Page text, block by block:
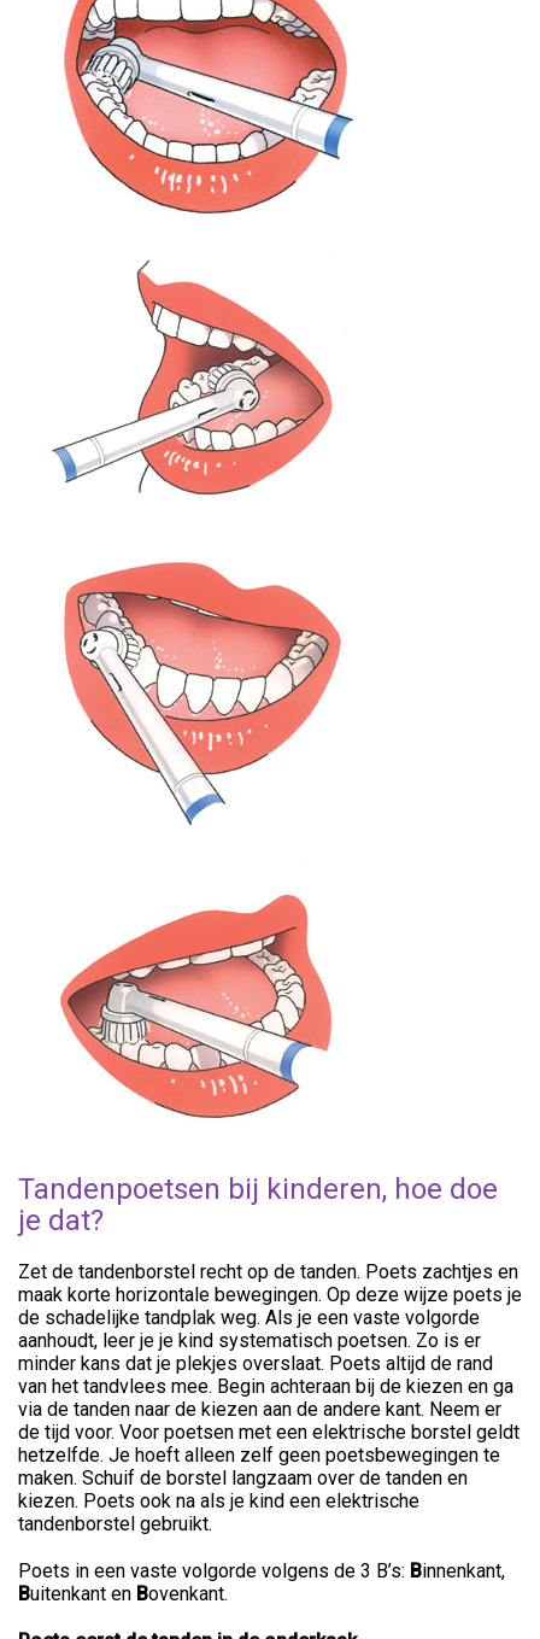
Tandenpoetsen bij kinderen, hoe doe
je dat?
Zet de tandenborstel recht op de tanden. Poets zachtjes en
maak korte horizontale bewegingen. Op deze wijze poets je
de schadelijke tandplak weg. Als je een vaste volgorde
aanhoudt, leer je je kind systematisch poetsen. Zo is er
minder kans dat je plekjes overslaat. Poets altijd de rand
van het tandvlees mee. Begin achteraan bij de kiezen en ga
via de tanden naar de kiezen aan de andere kant. Neem er
de tijd voor. Voor poetsen met een elektrische borstel geldt
hetzelfde. Je hoeft alleen zelf geen poetsbewegingen te
maken. Schuif de borstel langzaam over de tanden en
kiezen. Poets ook na als je kind een elektrische
tandenborstel gebruikt.
Poets in een vaste volgorde volgens de 3 B’s: Binnenkant,
Buitenkant en Bovenkant.